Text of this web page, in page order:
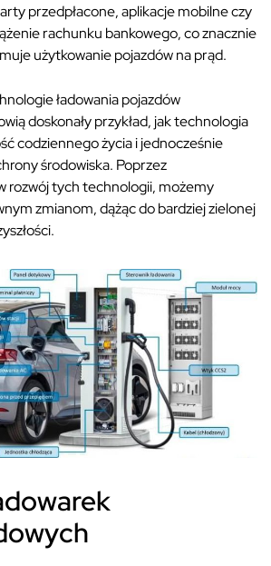
przedpłacone, aplikacje mobilne czy
rachunku bankowego, co znacznie
użytkowanie pojazdów na prąd.
ładowania pojazdów
doskonały przykład, jak technologia
codziennego życia i jednocześnie
środowiska. Poprzez
rozwój tych technologii, możemy
zmianom, dążąc do bardziej zielonej